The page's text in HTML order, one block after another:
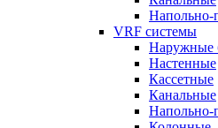
Напольно-
VRF системы
Наружные
Настенные
Кассетные
Канальные
Напольно-